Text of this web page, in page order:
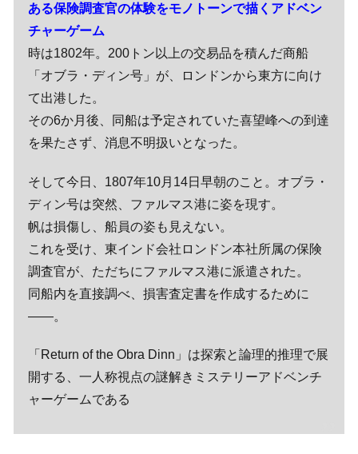
ある保険調査官の体験をモノトーンで描くアドベン
チャーゲーム
時は1802年。200トン以上の交易品を積んだ商船
「オブラ・ディン号」が、ロンドンから東方に向け
て出港した。
その6か月後、同船は予定されていた喜望峰への到達
を果たさず、消息不明扱いとなった。
そして今日、1807年10月14日早朝のこと。オブラ・
ディン号は突然、ファルマス港に姿を現す。
帆は損傷し、船員の姿も見えない。
これを受け、東インド会社ロンドン本社所属の保険
調査官が、ただちにファルマス港に派遣された。
同船内を直接調べ、損害査定書を作成するために
――。
「Return of the Obra Dinn」は探索と論理的推理で展
開する、一人称視点の謎解きミステリーアドベンチ
ャーゲームである